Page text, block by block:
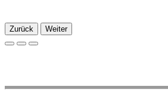
Zurück Weiter